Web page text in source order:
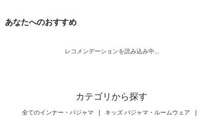
あなたへのおすすめ
レコメンデーションを読み込み中...
カテゴリから探す
全てのインナー・パジャマ | キッズ パジャマ・ルームウェア |